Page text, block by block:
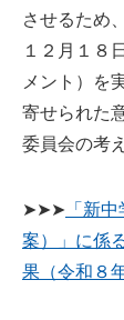
させるため
１２月１８
メント）を
寄せられた
委員会の考
➤➤➤ 「新
案）」に係
果（令和８